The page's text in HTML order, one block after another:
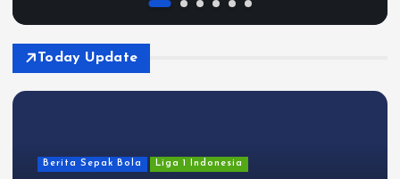
Today Update
Berita Sepak Bola Liga 1 Indonesia